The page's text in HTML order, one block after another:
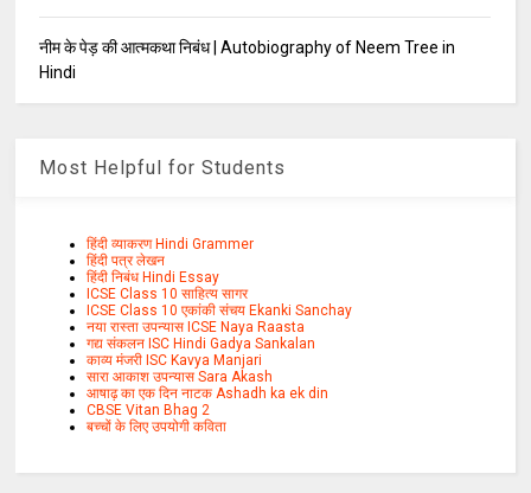
नीम के पेड़ की आत्मकथा निबंध | Autobiography of Neem Tree in
Hindi
Most Helpful for Students
हिंदी व्याकरण Hindi Grammer
हिंदी पत्र लेखन
हिंदी निबंध Hindi Essay
ICSE Class 10 साहित्य सागर
ICSE Class 10 एकांकी संचय Ekanki Sanchay
नया रास्ता उपन्यास ICSE Naya Raasta
गद्य संकलन ISC Hindi Gadya Sankalan
काव्य मंजरी ISC Kavya Manjari
सारा आकाश उपन्यास Sara Akash
आषाढ़ का एक दिन नाटक Ashadh ka ek din
CBSE Vitan Bhag 2
बच्चों के लिए उपयोगी कविता